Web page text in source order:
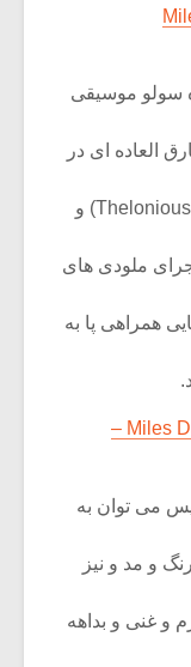
سولو موسیقی
العاده ای در
و ساده داشت. تلونیوس مانک (Thelonious Monke) و
ملودی های
همراهی پا به
Miles
می توان به
و مد و نیز
و غنی و بداهه